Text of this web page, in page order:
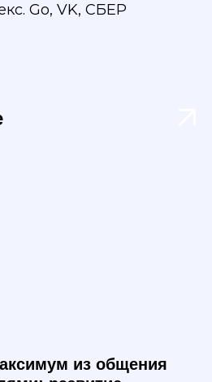
Go, VK, СБЕР
из общения